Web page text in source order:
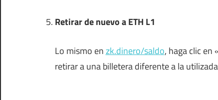
Retirar de nuevo a ETH L1
Lo mismo enzk.dinero/saldo, haga clic en
retirar a una billetera diferente a la